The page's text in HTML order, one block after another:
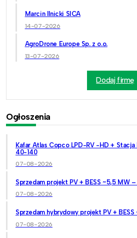
Marcin Ilnicki SICA
14-07-2026
AgroDrone Europe Sp. z o.o.
13-07-2026
Dodaj firmę
Ogłoszenia
Kafar Atlas Copco LPD-RV -HD + Stacja
40-140
07-08-2026
Sprzedam projekt PV + BESS ~5,5 MW
07-08-2026
Sprzedam hybrydowy projekt PV +
07-08-2026